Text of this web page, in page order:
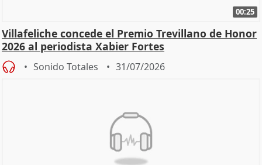
00:25
Villafeliche concede el Premio Trevillano de Honor
2026 al periodista Xabier Fortes
Sonido Totales 31/07/2026